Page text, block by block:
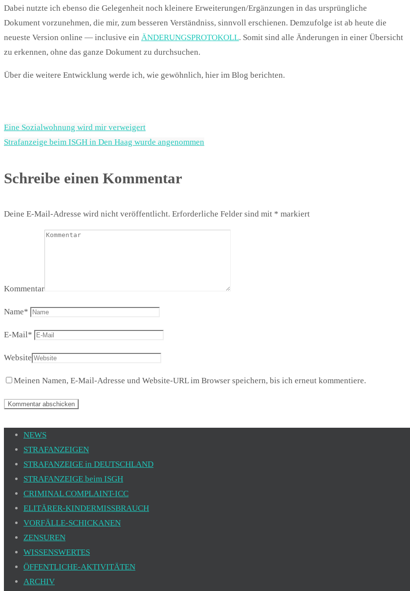
Dabei nutzte ich ebenso die Gelegenheit noch kleinere Erweiterungen/Ergänzungen in das ursprüngliche
Dokument vorzunehmen, die mir, zum besseren Verständniss, sinnvoll erschienen. Demzufolge ist ab heute die
neueste Version online — inclusive ein ÄNDERUNGSPROTOKOLL. Somit sind alle Änderungen in einer Übersicht
zu erkennen, ohne das ganze Dokument zu durchsuchen.
Über die weitere Entwicklung werde ich, wie gewöhnlich, hier im Blog berichten.
Eine Sozialwohnung wird mir verweigert
Strafanzeige beim ISGH in Den Haag wurde angenommen
Schreibe einen Kommentar
Deine E-Mail-Adresse wird nicht veröffentlicht. Erforderliche Felder sind mit * markiert
Kommentar
Name*
E-Mail*
Website
Meinen Namen, E-Mail-Adresse und Website-URL im Browser speichern, bis ich erneut kommentiere.
NEWS
STRAFANZEIGEN
STRAFANZEIGE in DEUTSCHLAND
STRAFANZEIGE beim ISGH
CRIMINAL COMPLAINT-ICC
ELITÄRER-KINDERMISSBRAUCH
VORFÄLLE-SCHICKANEN
ZENSUREN
WISSENSWERTES
ÖFFENTLICHE-AKTIVITÄTEN
ARCHIV